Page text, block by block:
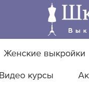
Женские выкройки
Видео курсы